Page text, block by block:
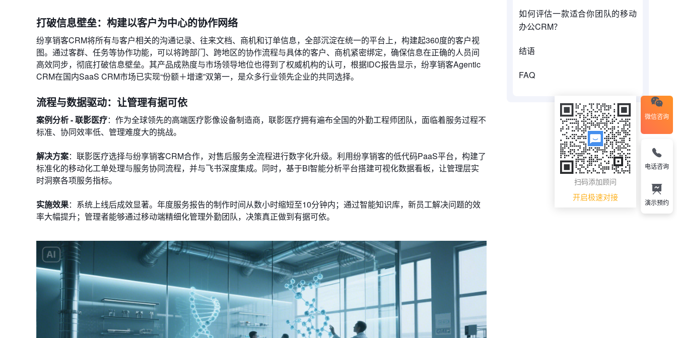
打破信息壁垒：构建以客户为中心的协作网络
纷享销客CRM将所有与客户相关的沟通记录、往来文档、商机和订单信息，全部沉淀在统一的平台上，构建起360度的客户视
图。通过客群、任务等协作功能，可以将跨部门、跨地区的协作流程与具体的客户、商机紧密绑定，确保信息在正确的人员间
高效同步，彻底打破信息壁垒。其产品成熟度与市场领导地位也得到了权威机构的认可，根据IDC报告显示，纷享销客Agentic
CRM在国内SaaS CRM市场已实现“份额＋增速”双第一，是众多行业领先企业的共同选择。
流程与数据驱动：让管理有据可依
案例分析 - 联影医疗：作为全球领先的高端医疗影像设备制造商，联影医疗拥有遍布全国的外勤工程师团队，面临着服务过程不
标准、协同效率低、管理难度大的挑战。
解决方案：联影医疗选择与纷享销客CRM合作，对售后服务全流程进行数字化升级。利用纷享销客的低代码PaaS平台，构建了
标准化的移动化工单处理与服务协同流程，并与飞书深度集成。同时，基于BI智能分析平台搭建可视化数据看板，让管理层实
时洞察各项服务指标。
实施效果：系统上线后成效显著。年度服务报告的制作时间从数小时缩短至10分钟内；通过智能知识库，新员工解决问题的效
率大幅提升；管理者能够通过移动端精细化管理外勤团队，决策真正做到有据可依。
如何评估一款适合你团队的移动
办公CRM？
结语
FAQ
微信咨询
扫码添加顾问
开启极速对接
电话咨询
演示预约